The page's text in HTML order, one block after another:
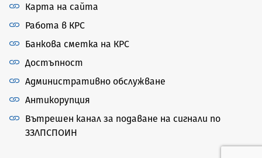
Карта на сайта
Работа в КРС
Банкова сметка на КРС
Достъпност
Административно обслужване
Антикорупция
Вътрешен канал за подаване на сигнали по
ЗЗЛПСПОИН